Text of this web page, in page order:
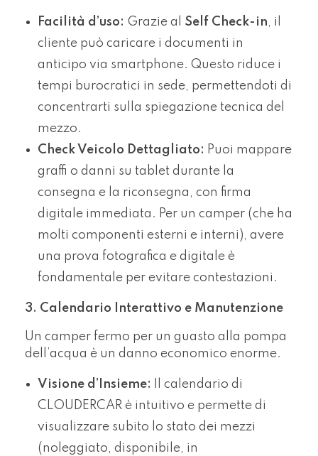
Facilità d’uso: Grazie al Self Check-in, il
cliente può caricare i documenti in
anticipo via smartphone. Questo riduce i
tempi burocratici in sede, permettendoti di
concentrarti sulla spiegazione tecnica del
mezzo.
Check Veicolo Dettagliato: Puoi mappare
graffi o danni su tablet durante la
consegna e la riconsegna, con firma
digitale immediata. Per un camper (che ha
molti componenti esterni e interni), avere
una prova fotografica e digitale è
fondamentale per evitare contestazioni.
3. Calendario Interattivo e Manutenzione
Un camper fermo per un guasto alla pompa
dell’acqua è un danno economico enorme.
Visione d’Insieme: Il calendario di
CLOUDERCAR è intuitivo e permette di
visualizzare subito lo stato dei mezzi
(noleggiato, disponibile, in